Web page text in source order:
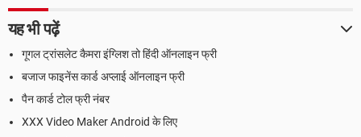
यह भी पढ़ें
गूगल ट्रांसलेट कैमरा इंग्लिश तो हिंदी ऑनलाइन फ्री
बजाज फाइनेंस कार्ड अप्लाई ऑनलाइन फ्री
पैन कार्ड टोल फ्री नंबर
XXX Video Maker Android के लिए